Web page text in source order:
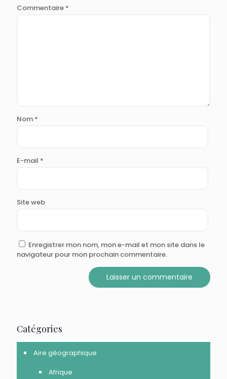
Commentaire *
Nom *
E-mail *
Site web
Enregistrer mon nom, mon e-mail et mon site dans le
navigateur pour mon prochain commentaire.
Catégories
Aire géographique
Afrique